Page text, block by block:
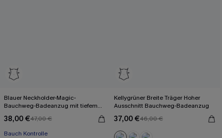
Blauer Neckholder-Magic-
Bauchweg-Badeanzug mit tiefem
38,00 €47,00 €
Bauch Kontrolle
Kellygrüner Breite Träger Hoher
Ausschnitt Bauchweg-Badeanzug
37,00 €46,00 €